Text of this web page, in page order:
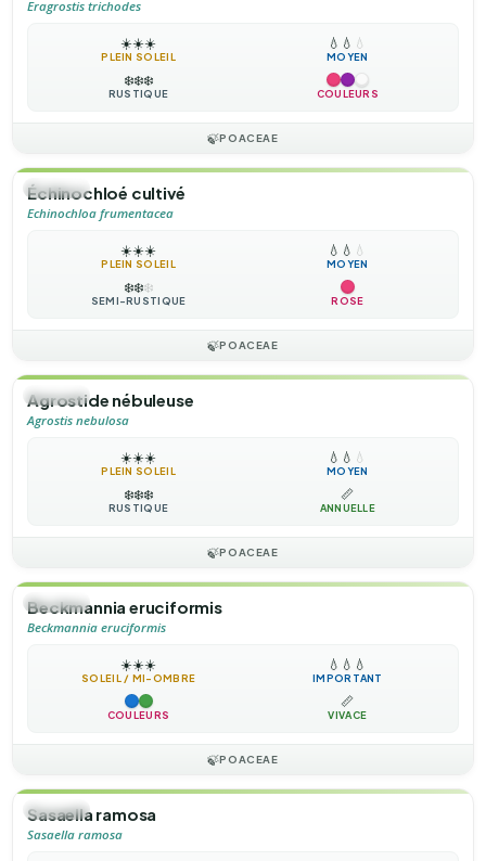
Eragrostis trichodes
☀️☀️☀️
PLEIN SOLEIL
💧 💧 💧
MOYEN
❄️❄️❄️
RUSTIQUE COULEURS
🍃POACEAE
🌿HERBE
Échinochloé cultivé
Echinochloa frumentacea
☀️☀️☀️
PLEIN SOLEIL
💧 💧 💧
MOYEN
❄️❄️❄️
SEMI-RUSTIQUE ROSE
🍃POACEAE
🌿HERBE
Agrostide nébuleuse
Agrostis nebulosa
☀️☀️☀️
PLEIN SOLEIL
💧 💧 💧
MOYEN
❄️❄️❄️
RUSTIQUE
📏
ANNUELLE
🍃POACEAE
🌿HERBE
Beckmannia eruciformis
Beckmannia eruciformis
☀️☀️☀️
SOLEIL / MI-OMBRE
💧 💧 💧
IMPORTANT
COULEURS
📏
VIVACE
🍃POACEAE
🌿HERBE
Sasaella ramosa
Sasaella ramosa